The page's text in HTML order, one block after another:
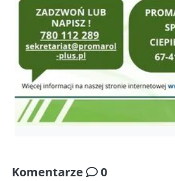
Komentarze 0